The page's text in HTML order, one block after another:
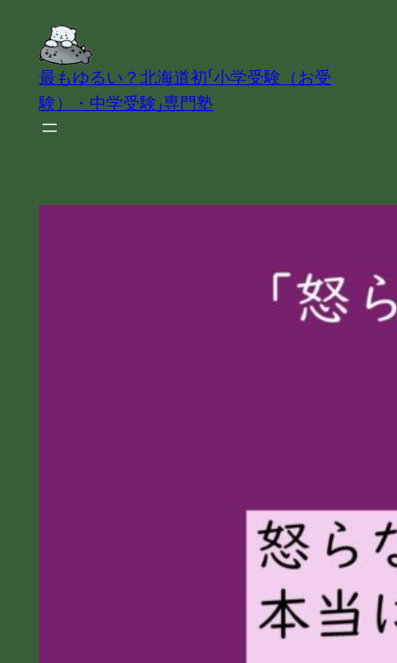
最もゆるい？北海道初「小学受験（お受
験）・中学受験」専門塾